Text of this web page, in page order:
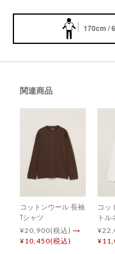
170cm /
関連商品
コットンウール 長袖
Tシャツ
¥20,900(税込) →
¥10,450(税込)
コッ
トル